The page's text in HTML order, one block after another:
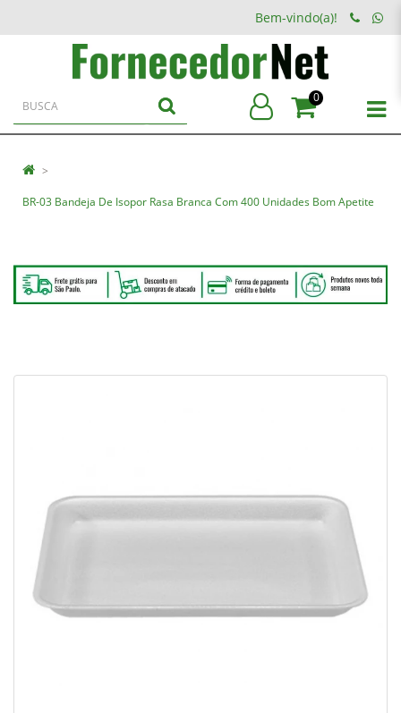
Bem-vindo(a)!
0
BR-03 Bandeja De Isopor Rasa Branca Com 400 Unidades Bom Apetite